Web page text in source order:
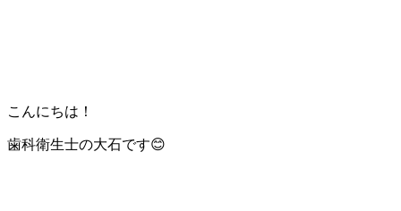
こんにちは！
歯科衛生士の大石です😊